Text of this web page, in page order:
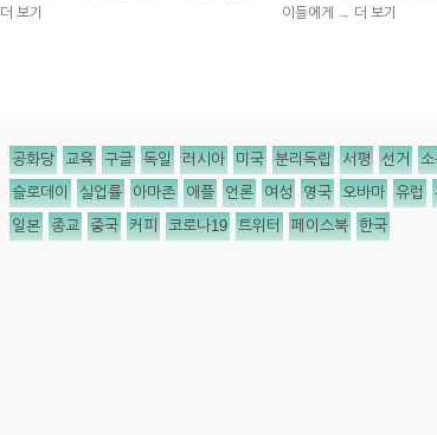
더 보기
이들에게
→ 더 보기
공화당 교육 구글 독일 러시아 미국 분리독립 서평 선거
슬로데이 실업률 아마존 애플 언론 여성 영국 오바마 유럽
일본 종교 중국 커피 코로나19 트위터 페이스북 한국